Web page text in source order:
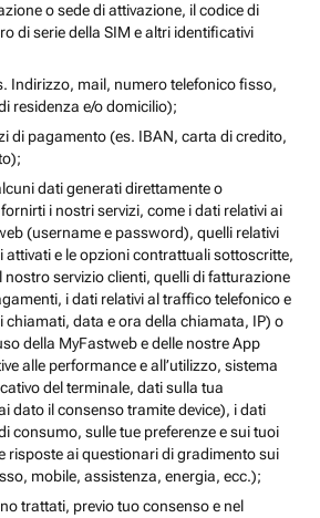
o sede di attivazione, il codice di
di serie della SIM e altri identificativi
Indirizzo, mail, numero telefonico fisso,
residenza e/o domicilio);
di pagamento (es. IBAN, carta di credito,
dati generati direttamente o
i nostri servizi, come i dati relativi ai
(username e password), quelli relativi
attivati e le opzioni contrattuali sottoscritte,
nostro servizio clienti, quelli di fatturazione
i dati relativi al traffico telefonico e
chiamati, data e ora della chiamata, IP) o
della MyFastweb e delle nostre App
alle performance e all’utilizzo, sistema
del terminale, dati sulla tua
dato il consenso tramite device), i dati
consumo, sulle tue preferenze e sui tuoi
risposte ai questionari di gradimento sui
mobile, assistenza, energia, ecc.);
trattati, previo tuo consenso e nel